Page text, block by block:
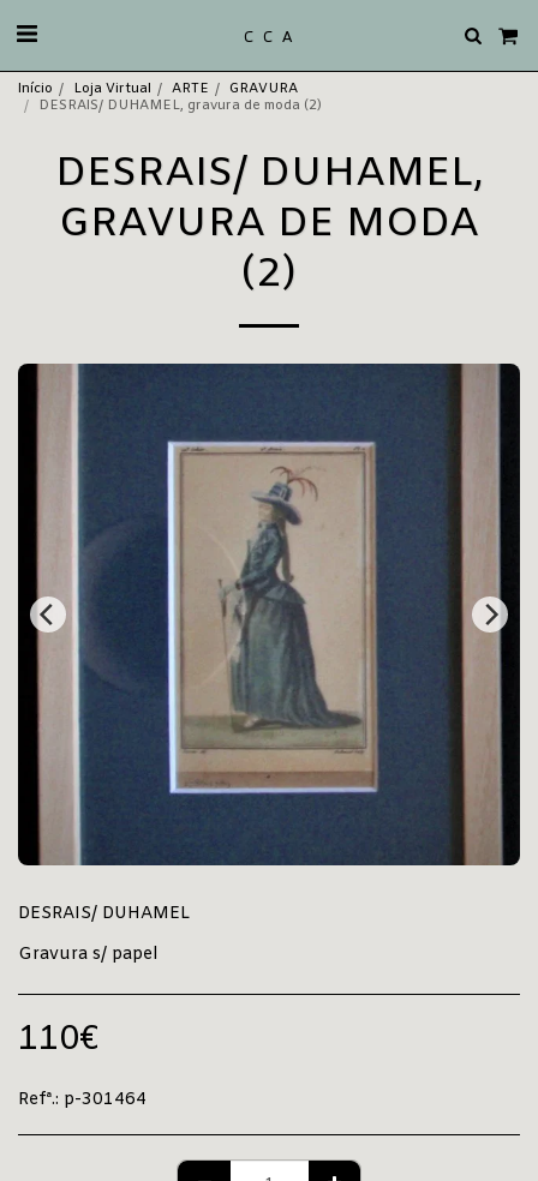
C C A
Início Loja Virtual ARTE
GRAVURA
DESRAIS/ DUHAMEL, gravura de moda (2)
DESRAIS/ DUHAMEL,
GRAVURA DE MODA
(2)
DESRAIS/ DUHAMEL
Gravura s/ papel
110€
Refª.: p-301464